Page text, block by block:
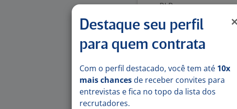
-. PLR
-. Vale-transporte
Número de vagas:
Tipo de contrato e
Área Profissional:
Destaque seu perfil
para quem contrata
Com o perfil destacado, você tem até 10x
mais chances de receber convites para
entrevistas e fica no topo da lista dos
recrutadores.